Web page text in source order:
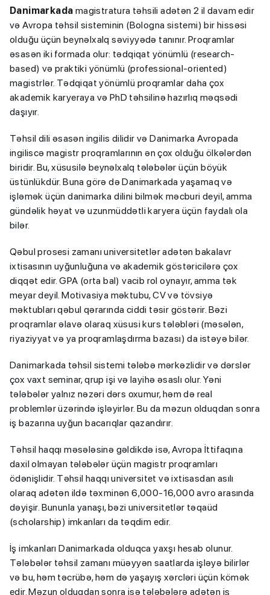
Danimarkada magistratura təhsili adətən 2 il davam edir
və Avropa təhsil sisteminin (Bologna sistemi) bir hissəsi
olduğu üçün beynəlxalq səviyyədə tanınır. Proqramlar
əsasən iki formada olur: tədqiqat yönümlü (research-
based) və praktiki yönümlü (professional-oriented)
magistrlər. Tədqiqat yönümlü proqramlar daha çox
akademik karyeraya və PhD təhsilinə hazırlıq məqsədi
daşıyır.
Təhsil dili əsasən ingilis dilidir və Danimarka Avropada
ingiliscə magistr proqramlarının ən çox olduğu ölkələrdən
biridir. Bu, xüsusilə beynəlxalq tələbələr üçün böyük
üstünlükdür. Buna görə də Danimarkada yaşamaq və
işləmək üçün danimarka dilini bilmək məcburi deyil, amma
gündəlik həyat və uzunmüddətli karyera üçün faydalı ola
bilər.
Qəbul prosesi zamanı universitetlər adətən bakalavr
ixtisasının uyğunluğuna və akademik göstəricilərə çox
diqqət edir. GPA (orta bal) vacib rol oynayır, amma tək
meyar deyil. Motivasiya məktubu, CV və tövsiyə
məktubları qəbul qərarında ciddi təsir göstərir. Bəzi
proqramlar əlavə olaraq xüsusi kurs tələbləri (məsələn,
riyaziyyat və ya proqramlaşdırma bazası) da istəyə bilər.
Danimarkada təhsil sistemi tələbə mərkəzlidir və dərslər
çox vaxt seminar, qrup işi və layihə əsaslı olur. Yəni
tələbələr yalnız nəzəri dərs oxumur, həm də real
problemlər üzərində işləyirlər. Bu da məzun olduqdan sonra
iş bazarına uyğun bacarıqlar qazandırır.
Təhsil haqqı məsələsinə gəldikdə isə, Avropa İttifaqına
daxil olmayan tələbələr üçün magistr proqramları
ödənişlidir. Təhsil haqqı universitet və ixtisasdan asılı
olaraq adətən ildə təxminən 6,000-16,000 avro arasında
dəyişir. Bununla yanaşı, bəzi universitetlər təqaüd
(scholarship) imkanları da təqdim edir.
İş imkanları Danimarkada olduqca yaxşı hesab olunur.
Tələbələr təhsil zamanı müəyyən saatlarda işləyə bilirlər
və bu, həm təcrübə, həm də yaşayış xərcləri üçün kömək
edir. Məzun olduqdan sonra isə tələbələrə adətən iş